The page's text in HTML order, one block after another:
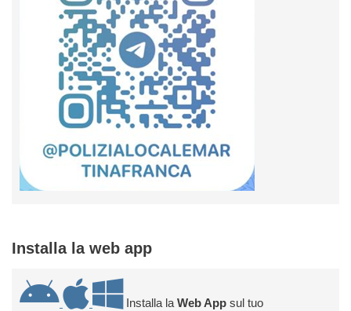
Installa la web app
Installa la Web App sul tuo